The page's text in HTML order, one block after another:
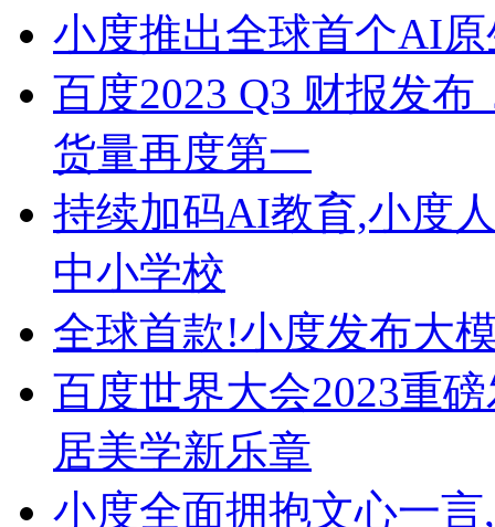
小度推出全球首个AI
百度2023 Q3 财报发
货量再度第一
持续加码AI教育,小度
中小学校
全球首款!小度发布大
百度世界大会2023重
居美学新乐章
小度全面拥抱文心一